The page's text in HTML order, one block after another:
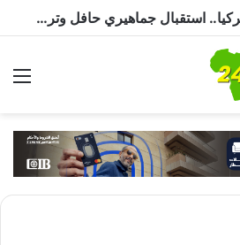
محمد صلاح يشعل تركيا.. استقبال جماهيري حافل وترحيب بـ”الملك المصري” قبل انضمامه إلى طرابزون سبور